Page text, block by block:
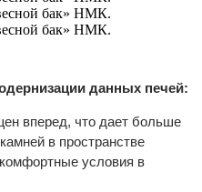
данных печей:
вперед, что дает больше
в пространстве
условия в